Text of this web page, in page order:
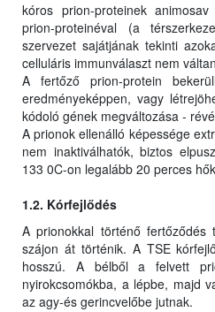
kóros prion-proteinek
prion-proteinéval (a
szervezet sajátjának tekinti
celluláris immunválaszt nem
A fertőző prion-protein
eredményeképpen, vagy
kódoló gének megváltozása -
A prionok ellenálló képessége
nem inaktiválhatók, biztos
133 0C-on legalább 20 perces
1.2. Kórfejlődés
A prionokkal történő fertőződés
szájon át történik. A TSE
hosszú. A bélből a felvett
nyirokcsomókba, a lépbe, majd
az agy-és gerincvelőbe jutnak.